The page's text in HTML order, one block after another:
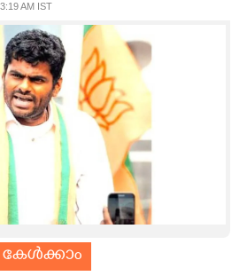
AM IST